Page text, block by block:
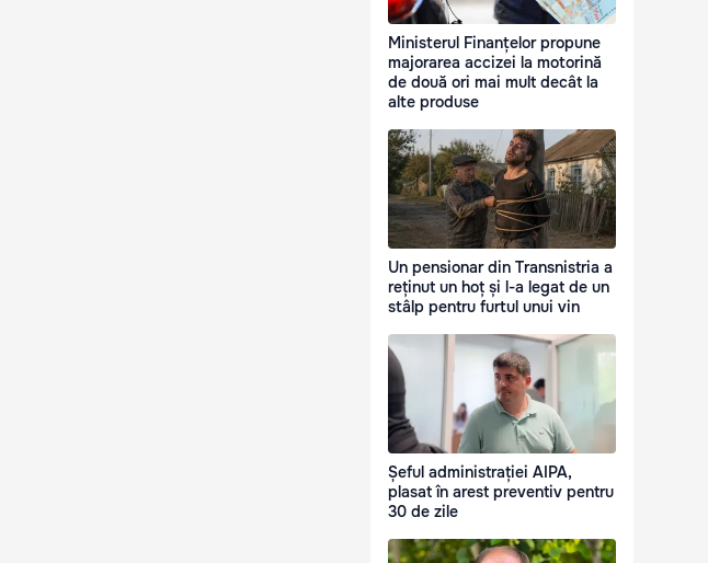
Ministerul Finanțelor propune
majorarea accizei la motorină
de două ori mai mult decât la
alte produse
Un pensionar din Transnistria a
reținut un hoț și l-a legat de un
stâlp pentru furtul unui vin
Șeful administrației AIPA,
plasat în arest preventiv pentru
30 de zile